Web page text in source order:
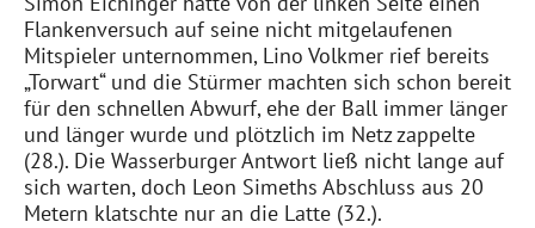
Flankenversuch auf seine nicht mitgelaufenen
Mitspieler unternommen, Lino Volkmer rief bereits
„Torwart“ und die Stürmer machten sich schon bereit
für den schnellen Abwurf, ehe der Ball immer länger
und länger wurde und plötzlich im Netz zappelte
(28.). Die WasserburgerAntwort ließ nicht lange auf
sich warten, doch Leon Simeths Abschluss aus 20
Metern klatschte nur an die Latte (32.).